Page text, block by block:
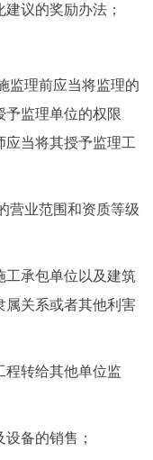
议的奖励办法；
理前应当将监理的
予监理单位的权限
当将其授予监理工
业范围和资质等级
承包单位以及建筑
属关系或者其他利害
转给其他单位监
备的销售；